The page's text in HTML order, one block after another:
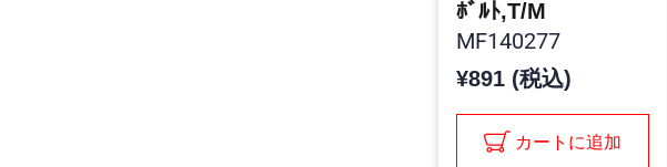
ﾎﾞﾙﾄ,T/M
MF140277
¥891 (税込)
カートに追加